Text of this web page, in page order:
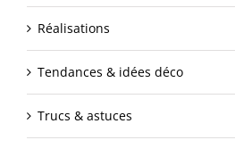
Réalisations
Tendances & idées déco
Trucs & astuces